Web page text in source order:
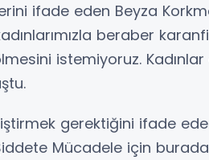
ifade eden Beyza
beraber
istemiyoruz.
gerektiğini ifade
Mücadele için